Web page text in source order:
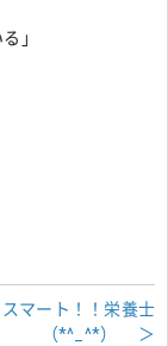
」
スマート！！栄養士
（*^_^*） ＞